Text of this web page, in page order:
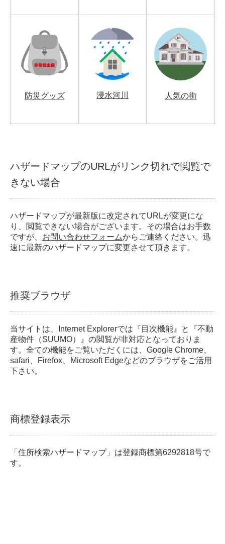
防災グッズ 浸水河川 人気の街
ハザードマップのURLがリンク切れで閲覧で
きない場合
ハザードマップが最新版に改定されてURLが変更にな
り、閲覧できない場合がございます。その場合はお手数
ですが、 お問い合わせフォームからご連絡ください。迅
速に最新のハザードマップに変更させて頂きます。
推奨ブラウザ
当サイトは、Internet Explorerでは『目次機能』と『不動
産物件（SUUMO）』の閲覧が非対応となっておりま
す。全ての機能をご覧いただくには、Google Chrome、
safari、Firefox、Microsoft Edgeなどのブラウザをご活用
下さい。
商標登録表示
「住所検索ハザードマップ」は登録商標第6292818号で
す。